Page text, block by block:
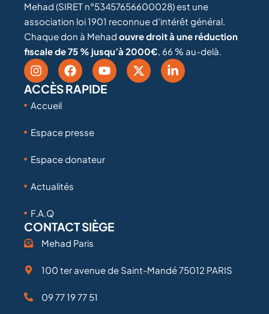
Mehad (SIRET n°53457656600028) est une
association loi 1901 reconnue d’intérêt général.
Chaque don à Mehad ouvre droit à une réduction
fiscale de 75 % jusqu’à 2000€, 66 % au-delà.
ACCÈS RAPIDE
Accueil
Espace presse
Espace donateur
Actualités
F.A.Q
CONTACT SIÈGE
Mehad Paris
100 ter avenue de Saint-Mandé 75012 PARIS
09 77 19 77 51